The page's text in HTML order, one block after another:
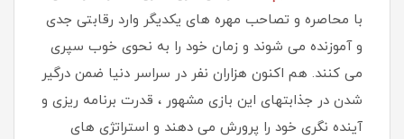
با محاصره و تصاحب مهره های یکدیگر وارد رقابتی جدی
و آموزنده می شوند و زمان خود را به نحوی خوب سپری
می کنند. هم اکنون هزاران نفر در سراسر دنیا ضمن درگیر
شدن در جذابتهای این بازی مشهور ، قدرت برنامه ریزی و
آینده نگری خود را پرورش می دهند و استراتژی های